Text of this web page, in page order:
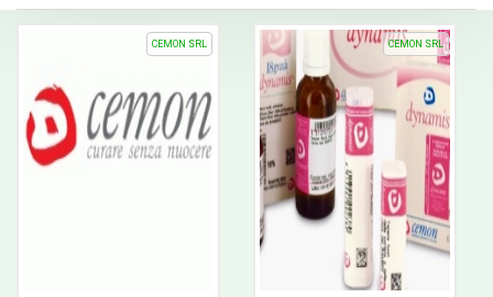
CEMON SRL CEMON SRL